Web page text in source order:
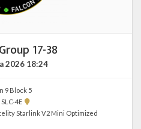
17-38
2026 18:24
9 Block 5
4E
Pokaż
lokalizację
VSFB
Starlink V2 Mini Optimized